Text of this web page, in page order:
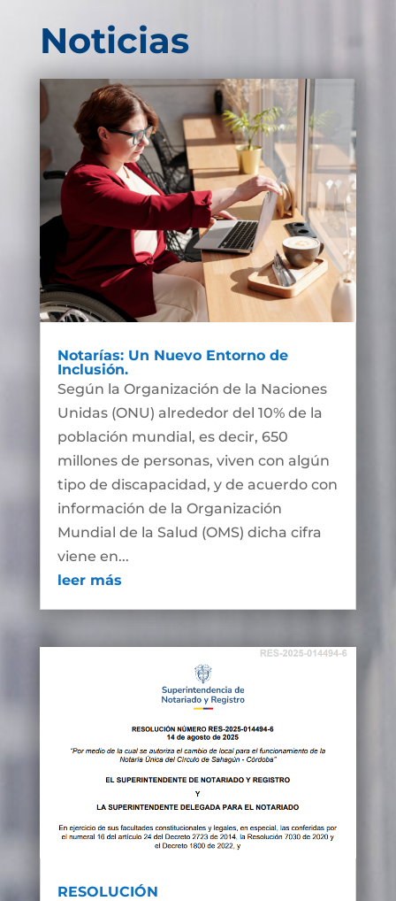
Noticias
Notarías: Un Nuevo Entorno de
Inclusión.
Según la Organización de la Naciones
Unidas (ONU) alrededor del 10% de la
población mundial, es decir, 650
millones de personas, viven con algún
tipo de discapacidad, y de acuerdo con
información de la Organización
Mundial de la Salud (OMS) dicha cifra
viene en...
leer más
RESOLUCIÓN